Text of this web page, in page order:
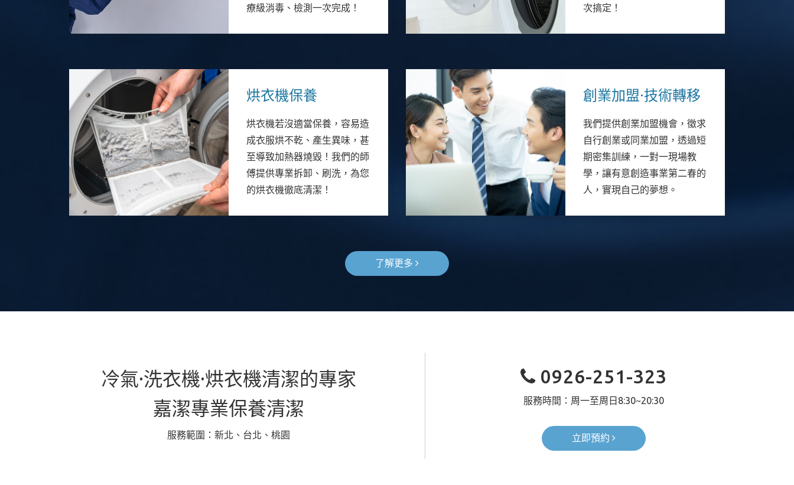
療級消毒、檢測一次完成！
烘衣機保養
烘衣機若沒適當保養，容易造
成衣服烘不乾、產生異味，甚
至導致加熱器燒毀！我們的師
傅提供專業拆卸、刷洗，為您
的烘衣機徹底清潔！
次搞定！
創業加盟·技術轉移
我們提供創業加盟機會，徵求
自行創業或同業加盟，透過短
期密集訓練，一對一現場教
學，讓有意創造事業第二春的
人，實現自己的夢想。
了解更多
冷氣·洗衣機·烘衣機清潔的專家
嘉潔專業保養清潔
服務範圍：新北、台北、桃園
0926-251-323
服務時間：周一至周日 8:30~20:30
立即預約